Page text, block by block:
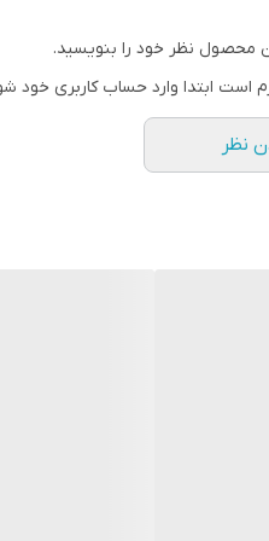
محصول نظر خود را بنویسید.
است ابتدا وارد حساب کاربری خود
نظر